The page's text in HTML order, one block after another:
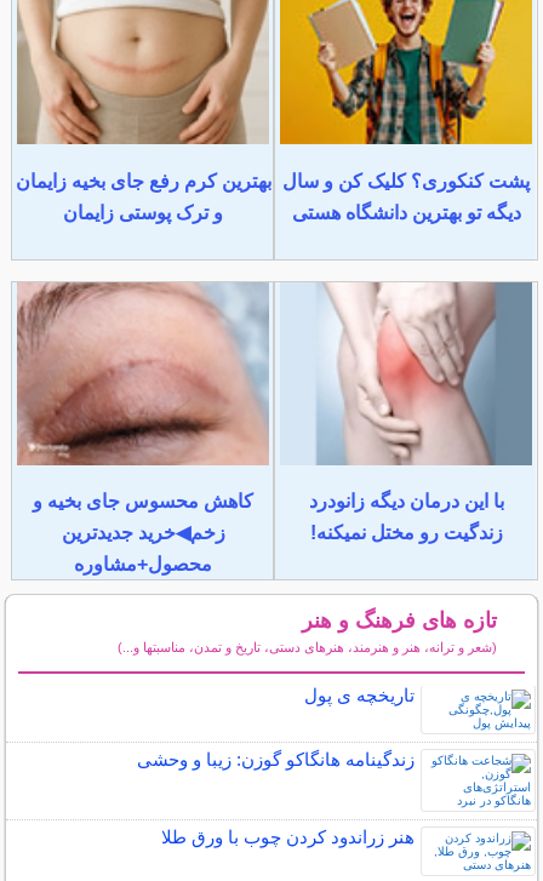
پشت کنکوری؟ کلیک کن و سال
دیگه تو بهترین دانشگاه هستی
بهترین کرم رفع جای بخیه زایمان
و ترک پوستی زایمان
با این درمان دیگه زانودرد
زندگیت رو مختل نمیکنه!
کاهش محسوس جای بخیه و
زخم◀خرید جدیدترین
محصول+مشاوره
تازه های فرهنگ و هنر
(شعر و ترانه، هنر و هنرمند، هنرهای دستی، تاریخ و تمدن، مناسبتها و...)
تاریخچه ی پول
زندگینامه هانگاکو گوزن: زیبا و وحشی
هنر زراندود كردن چوب با ورق طلا